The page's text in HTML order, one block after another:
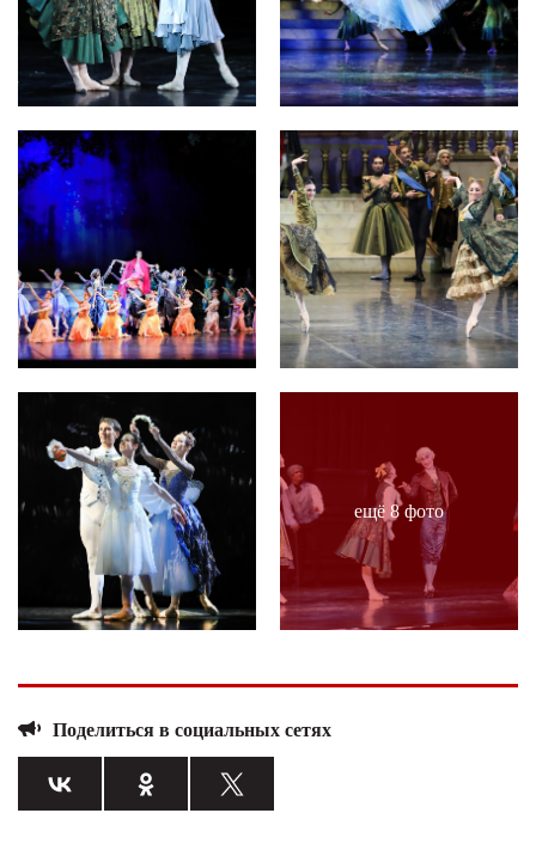
ещё 8 фото
Поделиться в социальных сетях